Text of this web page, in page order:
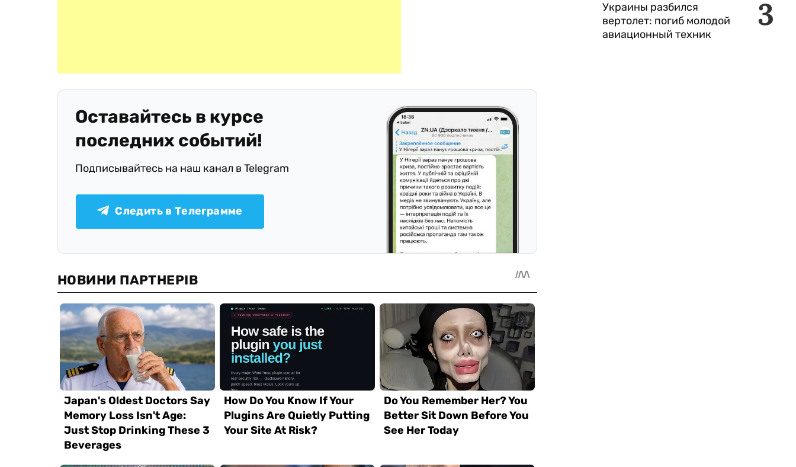
Оставайтесь в курсе
последних событий!
Подписывайтесь на наш канал в Telegram
Следить в Телеграмме
3
Украины разбился
вертолет: погиб молодой
авиационный техник